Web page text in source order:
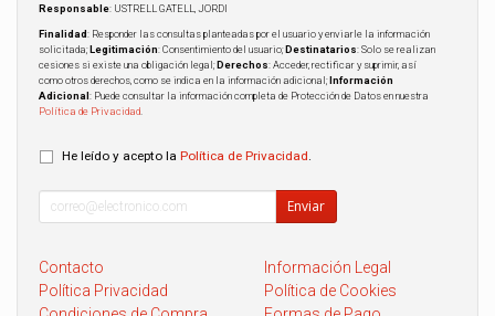
Responsable: USTRELL GATELL, JORDI
Finalidad: Responder las consultas planteadas por el usuario y enviarle la información
solicitada;Legitimación: Consentimiento del usuario;Destinatarios: Solo se realizan
cesiones si existe una obligación legal;Derechos: Acceder, rectificar y suprimir, así
como otros derechos, como se indica en la información adicional;Información
Adicional: Puede consultar la información completa de Protección de Datos en nuestra
Política de Privacidad
He leído y acepto la Política de Privacidad
Enviar
Contacto
Información Legal
Política Privacidad
Política de Cookies